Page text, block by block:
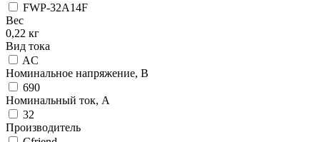
FWP-32A14F
Вес
0,22 кг
Вид тока
AC
Номинальное напряжение, В
690
Номинальный ток, А
32
Производитель